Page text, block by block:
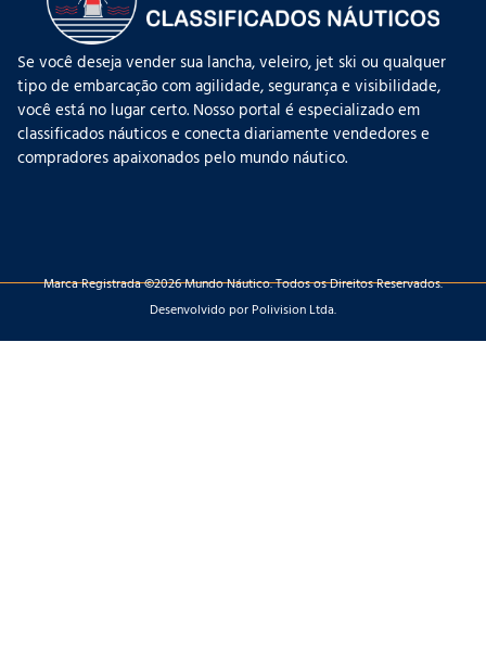
Se você deseja vender sua lancha, veleiro, jet ski ou qualquer
tipo de embarcação com agilidade, segurança e visibilidade,
você está no lugar certo. Nosso portal é especializado em
classificados náuticos e conecta diariamente vendedores e
compradores apaixonados pelo mundo náutico.
Marca Registrada ©2026 Mundo Náutico. Todos os Direitos Reservados.
Desenvolvido por Polivision Ltda.